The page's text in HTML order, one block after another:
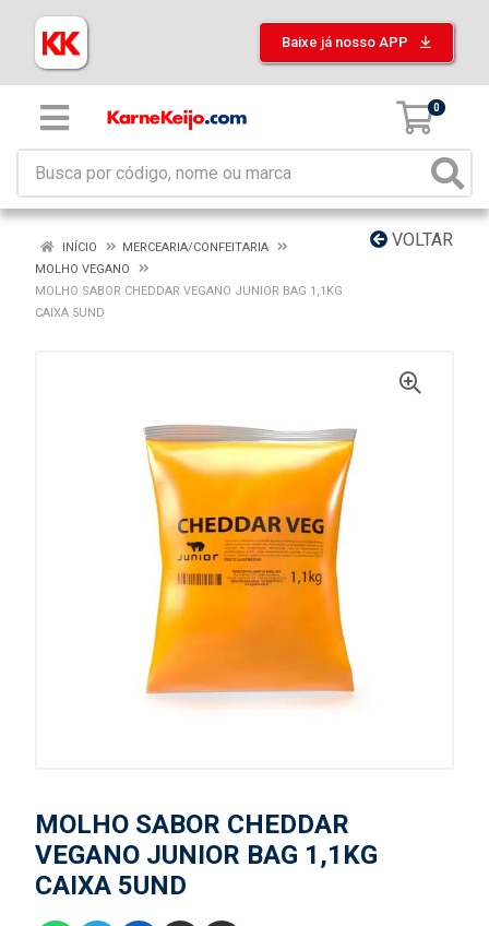
Baixe já nosso APP
0
VOLTAR
INÍCIO
MERCEARIA/CONFEITARIA
MOLHO VEGANO
MOLHO SABOR CHEDDAR VEGANO JUNIOR BAG 1,1KG
CAIXA 5UND
MOLHO SABOR CHEDDAR
VEGANO JUNIOR BAG 1,1KG
CAIXA 5UND